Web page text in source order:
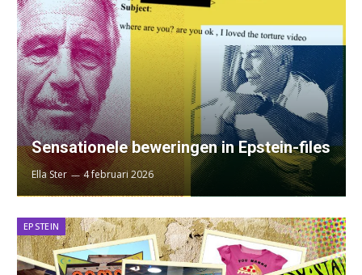
Sensationele beweringen in Epstein-files
Ella Ster 4 februari 2026
EPSTEIN